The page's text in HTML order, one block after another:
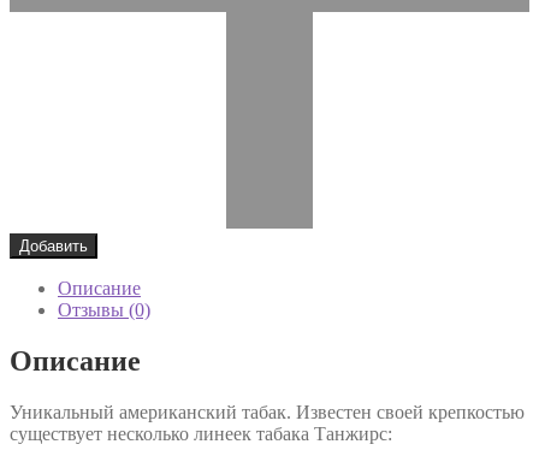
Добавить
Описание
Отзывы (0)
Описание
Уникальный американский табак. Известен своей крепкостью
существует несколько линеек табака Танжирс: